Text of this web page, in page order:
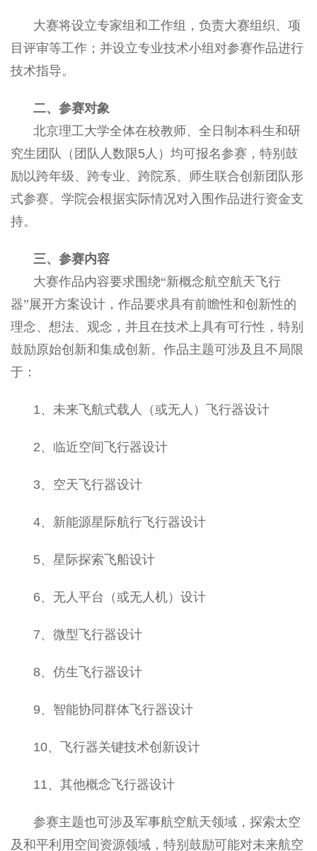
大赛将设立专家组和工作组，负责大赛组织、项
目评审等工作；并设立专业技术小组对参赛作品进行
技术指导。
二、参赛对象
北京理工大学全体在校教师、全日制本科生和研
究生团队（团队人数限5 人）均可报名参赛，特别鼓
励以跨年级、跨专业、跨院系、师生联合创新团队形
式参赛。学院会根据实际情况对入围作品进行资金支
持。
三、参赛内容
大赛作品内容要求围绕“新概念航空航天飞行
器”展开方案设计，作品要求具有前瞻性和创新性的
理念、想法、观念，并且在技术上具有可行性，特别
鼓励原始创新和集成创新。作品主题可涉及且不局限
于：
1、未来飞航式载人（或无人）飞行器设计
2、临近空间飞行器设计
3、空天飞行器设计
4、新能源星际航行飞行器设计
5、星际探索飞船设计
6、无人平台（或无人机）设计
7、微型飞行器设计
8、仿生飞行器设计
9、智能协同群体飞行器设计
10、飞行器关键技术创新设计
11、其他概念飞行器设计
参赛主题也可涉及军事航空航天领域，探索太空
及和平利用空间资源领域，特别鼓励可能对未来航空